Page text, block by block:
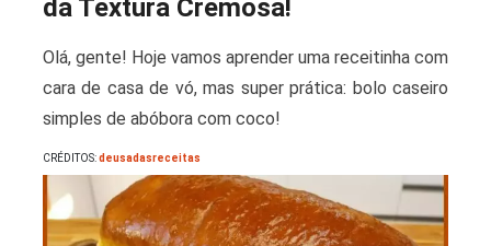
da Textura Cremosa!
Olá, gente! Hoje vamos aprender uma receitinha com
cara de casa de vó, mas super prática: bolo caseiro
simples de abóbora com coco!
CRÉDITOS:deusadasreceitas